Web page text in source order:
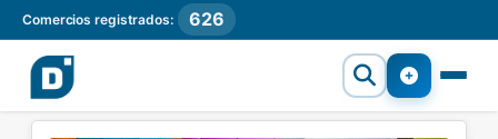
Comercios registrados: 626